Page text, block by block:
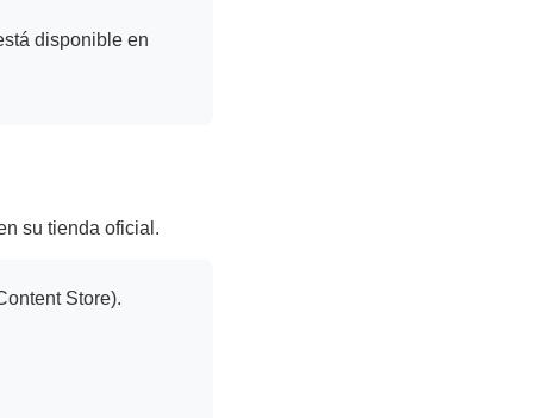
disponible en
su tienda oficial.
Store).